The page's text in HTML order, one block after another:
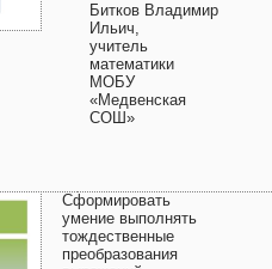
Битков Владимир
Ильич,
учитель
математики
МОБУ
«Медвенская
СОШ»
Сформировать
умение выполнять
тождественные
преобразования